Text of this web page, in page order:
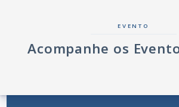
EVENTO
Acompanhe os